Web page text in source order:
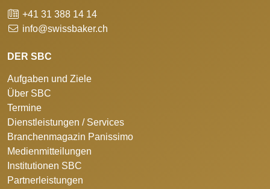
+41 31 388 14 14
info@swissbaker.ch
DER SBC
Aufgaben und Ziele
Über SBC
Termine
Dienstleistungen / Services
Branchenmagazin Panissimo
Medienmitteilungen
Institutionen SBC
Partnerleistungen